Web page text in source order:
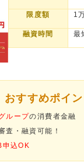
限度額 1
融資時間 最
おすすめポイン
ループの消費者金融
査・融資可能！
申込OK